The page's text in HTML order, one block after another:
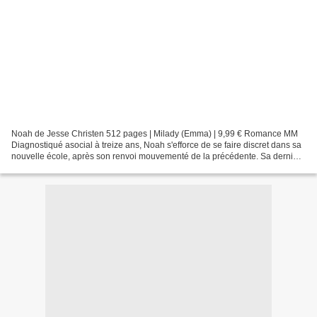
Noah de Jesse Christen 512 pages | Milady (Emma) | 9,99 € Romance MM
Diagnostiqué asocial à treize ans, Noah s'efforce de se faire discret dans sa
nouvelle école, après son renvoi mouvementé de la précédente. Sa dernière